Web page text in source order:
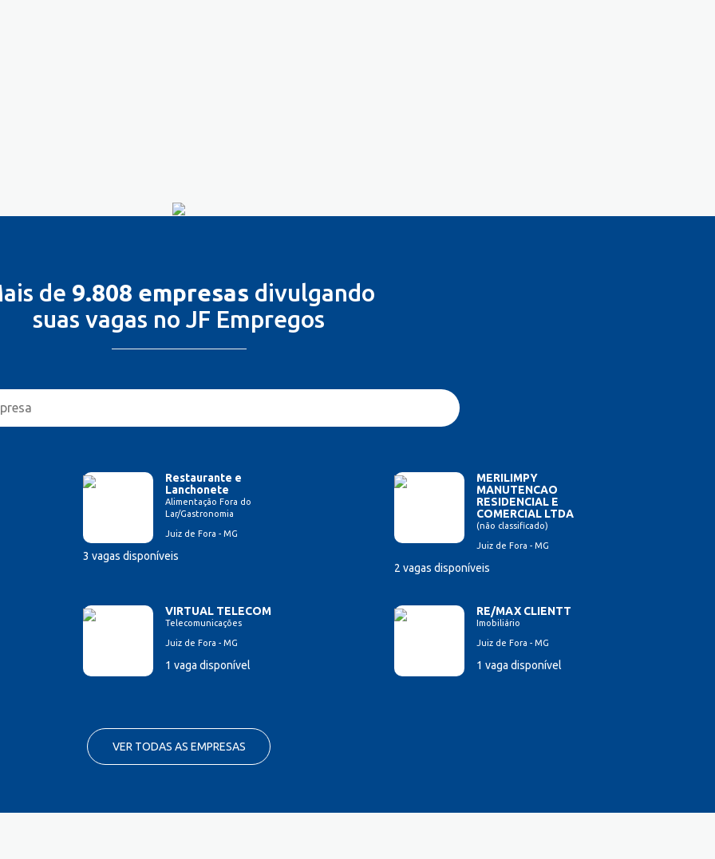
de 9.808 empresas divulgando
suas vagas no JF Empregos
Restaurante e
Lanchonete
Alimentação Fora do
Lar/Gastronomia
Juiz de Fora - MG
3 vagas disponíveis
MERILIMPY
MANUTENCAO
RESIDENCIAL E
COMERCIAL LTDA
(não classificado)
Juiz de Fora - MG
2 vagas disponíveis
VIRTUAL TELECOM
Telecomunicações
Juiz de Fora - MG
1 vaga disponível
RE/MAX CLIENTT
Imobiliário
Juiz de Fora - MG
1 vaga disponível
VER TODAS AS EMPRESAS